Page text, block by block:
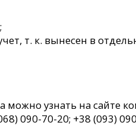
т. к. вынесен в
можно узнать на сайте
090-70-20; +38 (093)